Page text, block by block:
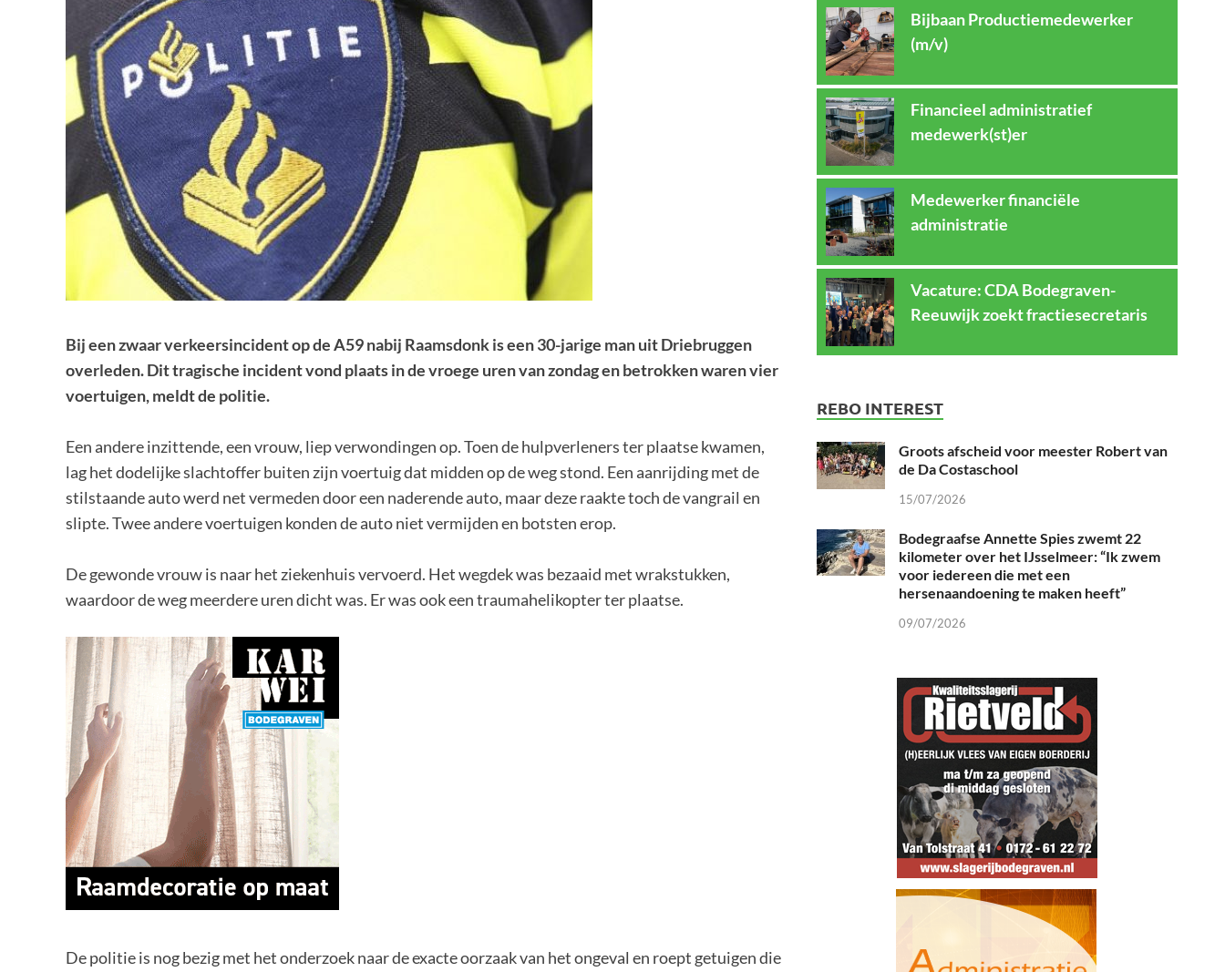
Bij een zwaar verkeersincident op de A59 nabij Raamsdonk is een 30-jarige man uit Driebruggen
overleden. Dit tragische incident vond plaats in de vroege uren van zondag en betrokken waren vier
voertuigen, meldt de politie.
Een andere inzittende, een vrouw, liep verwondingen op. Toen de hulpverleners ter plaatse kwamen,
lag het dodelijke slachtoffer buiten zijn voertuig dat midden op de weg stond. Een aanrijding met de
stilstaande auto werd net vermeden door een naderende auto, maar deze raakte toch de vangrail en
slipte. Twee andere voertuigen konden de auto niet vermijden en botsten erop.
De gewonde vrouw is naar het ziekenhuis vervoerd. Het wegdek was bezaaid met wrakstukken,
waardoor de weg meerdere uren dicht was. Er was ook een traumahelikopter ter plaatse.
De politie is nog bezig met het onderzoek naar de exacte oorzaak van het ongeval en roept getuigen die
Bijbaan Productiemedewerker
(m/v)
Financieel administratief
medewerk(st)er
Medewerker financiële
administratie
Vacature: CDA Bodegraven-
Reeuwijk zoekt fractiesecretaris
REBO INTEREST
Groots afscheid voor meester Robert van
de Da Costaschool
15/07/2026
Bodegraafse Annette Spies zwemt 22
kilometer over het IJsselmeer: “Ik zwem
voor iedereen die met een
hersenaandoening te maken heeft”
09/07/2026